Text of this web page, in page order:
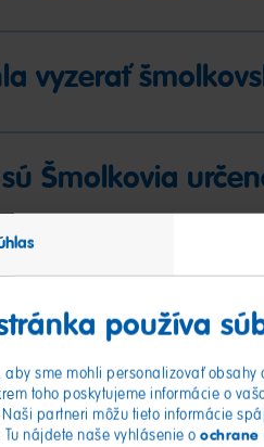
používa
aby sme mohli personalizovať
toho poskytujeme informácie o
partneri môžu tieto informácie
nájdete naše vyhlásenie o ochrane
vyzerať
Šmolkovia
sa najlepšie